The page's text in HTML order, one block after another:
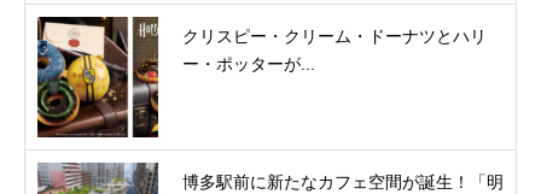
クリスピー・クリーム・ドーナツとハリ
ー・ポッターが...
博多駅前に新たなカフェ空間が誕生！「明